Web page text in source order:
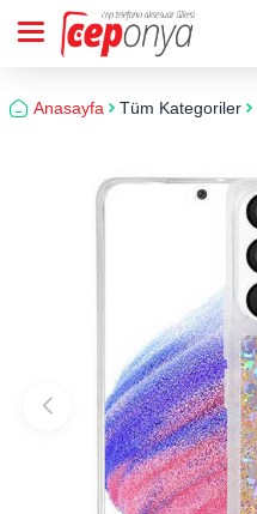
Anasayfa Tüm Kategoriler